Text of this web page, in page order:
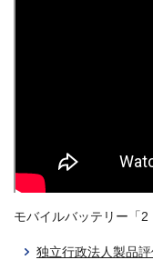
モバイルバッテリー「2
独立行政法人製品